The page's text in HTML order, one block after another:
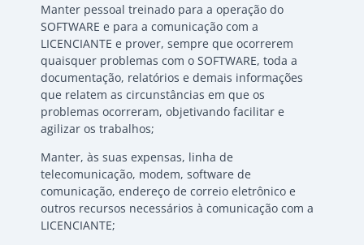
Manter pessoal treinado para a operação do
SOFTWARE e para a comunicação com a
LICENCIANTE e prover, sempre que ocorrerem
quaisquer problemas com o SOFTWARE, toda a
documentação, relatórios e demais informações
que relatem as circunstâncias em que os
problemas ocorreram, objetivando facilitar e
agilizar os trabalhos;
Manter, às suas expensas, linha de
telecomunicação, modem, software de
comunicação, endereço de correio eletrônico e
outros recursos necessários à comunicação com a
LICENCIANTE;